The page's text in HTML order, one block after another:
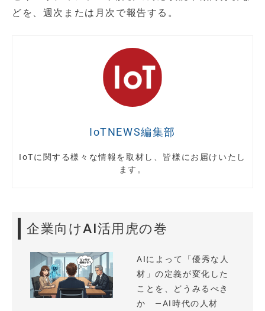
どを、週次または月次で報告する。
IoTNEWS編集部
IoTに関する様々な情報を取材し、皆様にお届けいたし
ます。
企業向けAI活用虎の巻
AIによって「優秀な人
材」の定義が変化した
ことを、どうみるべき
か —AI時代の人材